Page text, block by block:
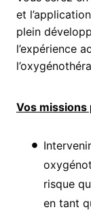
et
plein
l’expérience
Vos missions
risque
en tant